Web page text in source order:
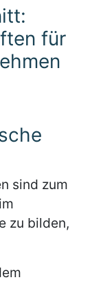
für
sind zum
zu bilden,